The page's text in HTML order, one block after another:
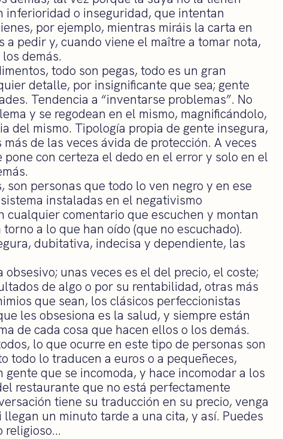
o inseguridad, que intentan
por ejemplo, mientras miráis la carta en
pedir y, cuando viene el maître a tomar nota,
demás.
todo son pegas, todo es un gran
detalle, por insignificante que sea; gente
Tendencia a “inventarse problemas”. No
y se regodean en el mismo, magnificándolo,
del mismo. Tipología propia de gente insegura,
de las veces ávida de protección. A veces
con certeza el dedo en el error y solo en el
son personas que todo lo ven negro y en ese
instaladas en el negativismo
cualquier comentario que escuchen y montan
a lo que han oído (que no escuchado).
dubitativa, indecisa y dependiente, las
unas veces es el del precio, el coste;
de algo o por su rentabilidad, otras más
que sean, los clásicos perfeccionistas
les obsesiona es la salud, y siempre están
de cada cosa que hacen ellos o los demás.
lo que ocurre en este tipo de personas son
todo lo traducen a euros o a pequeñeces,
que se incomoda, y hace incomodar a los
restaurante que no está perfectamente
tiene su traducción en su precio, venga
un minuto tarde a una cita, y así. Puedes
religioso…